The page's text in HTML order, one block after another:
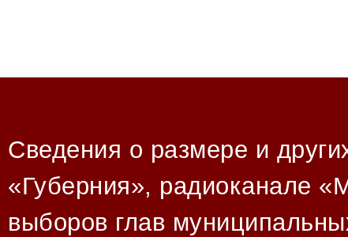
Сведения о размере и
«Губерния», радиоканале
выборов глав